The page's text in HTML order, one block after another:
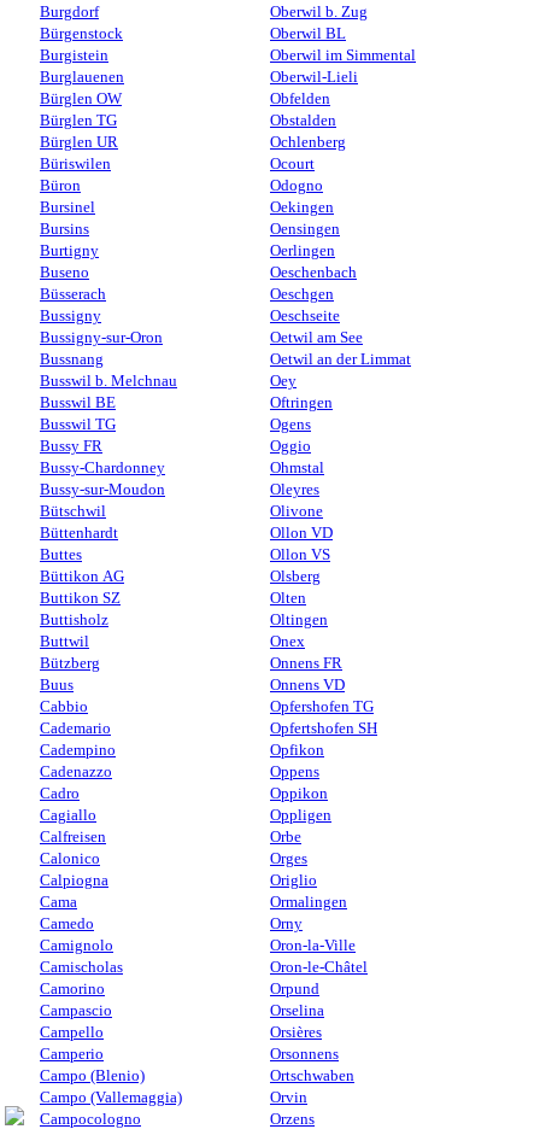
Burgdorf
Bürgenstock
Burgistein
Burglauenen
Bürglen OW
Bürglen TG
Bürglen UR
Büriswilen
Büron
Bursinel
Bursins
Burtigny
Buseno
Büsserach
Bussigny
Bussigny-sur-Oron
Bussnang
Busswil b. Melchnau
Busswil BE
Busswil TG
Bussy FR
Bussy-Chardonney
Bussy-sur-Moudon
Bütschwil
Büttenhardt
Buttes
Büttikon AG
Buttikon SZ
Buttisholz
Buttwil
Bützberg
Buus
Cabbio
Cademario
Cadempino
Cadenazzo
Cadro
Cagiallo
Calfreisen
Calonico
Calpiogna
Cama
Camedo
Camignolo
Camischolas
Camorino
Campascio
Campello
Camperio
Campo (Blenio)
Campo (Vallemaggia)
Campocologno
Oberwil b. Zug
Oberwil BL
Oberwil im Simmental
Oberwil-Lieli
Obfelden
Obstalden
Ochlenberg
Ocourt
Odogno
Oekingen
Oensingen
Oerlingen
Oeschenbach
Oeschgen
Oeschseite
Oetwil am See
Oetwil an der Limmat
Oey
Oftringen
Ogens
Oggio
Ohmstal
Oleyres
Olivone
Ollon VD
Ollon VS
Olsberg
Olten
Oltingen
Onex
Onnens FR
Onnens VD
Opfershofen TG
Opfertshofen SH
Opfikon
Oppens
Oppikon
Oppligen
Orbe
Orges
Origlio
Ormalingen
Orny
Oron-la-Ville
Oron-le-Châtel
Orpund
Orselina
Orsières
Orsonnens
Ortschwaben
Orvin
Orzens